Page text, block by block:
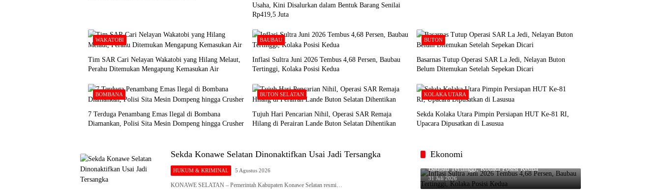
Usaha, Kini Disalurkan dalam Bentuk Barang Senilai
Rp419,5 Juta
WAKATOBI
Tim SAR Cari Nelayan Wakatobi yang Hilang Melaut,
Perahu Ditemukan Mengapung Kemasukan Air
BAUBAU
Inflasi Sultra Juni 2026 Tembus 4,68 Persen, Baubau
Tertinggi, Kolaka Posisi Kedua
BUTON
Basarnas Tutup Operasi SAR La Jedi, Nelayan Buton
Belum Ditemukan Setelah Sepekan Dicari
BOMBANA
7 Terduga Penambang Emas Ilegal di Bombana
Diamankan, Polisi Sita Mesin Dompeng hingga Crusher
BUTON SELATAN
Tujuh Hari Pencarian Nihil, Operasi SAR Remaja
Hilang di Perairan Lande Buton Selatan Dihentikan
KOLAKA UTARA
Sekda Kolaka Utara Pimpin Persiapan HUT Ke-81 RI,
Upacara Dipusatkan di Lasusua
Sekda Konawe Selatan Dinonaktifkan Usai Jadi Tersangka
HUKUM & KRIMINAL 5 Agustus 2026
KONAWE SELATAN – Pemerintah Kabupaten Konawe Selatan resmi…
Ekonomi
Inflasi Sultra Juni 2026 Tembus 4,68 Persen,
Baubau Tertinggi, Kolaka Posisi Kedua
31 Juli 2026